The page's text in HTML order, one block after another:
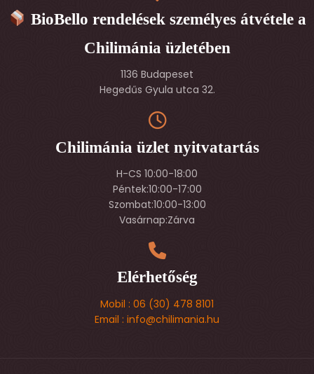
BioBello rendelések személyes átvétele a
Chilimánia üzletében
1136 Budapeset
Hegedűs Gyula utca 32.
Chilimánia üzlet nyitvatartás
H-CS 10:00-18:00
Péntek:10:00-17:00
Szombat:10:00-13:00
Vasárnap:Zárva
Elérhetőség
Mobil : 06 (30) 478 8101
Email : info@chilimania.hu